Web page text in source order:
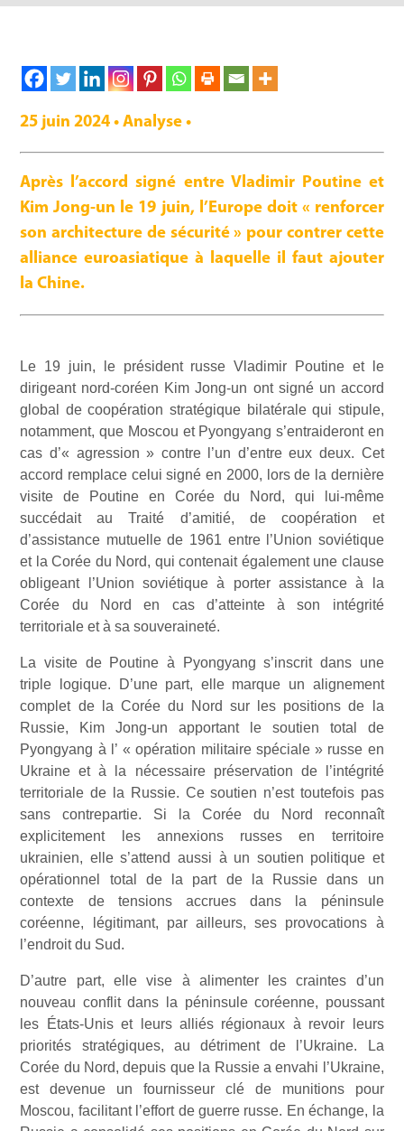
25 juin 2024 • Analyse •
Après l’accord signé entre Vladimir Poutine et
Kim Jong-un le 19 juin, l’Europe doit « renforcer
son architecture de sécurité » pour contrer cette
alliance euroasiatique à laquelle il faut ajouter
la Chine.
Le 19 juin, le président russe Vladimir Poutine et le
dirigeant nord-coréen Kim Jong-un ont signé un accord
global de coopération stratégique bilatérale qui stipule,
notamment, que Moscou et Pyongyang s’entraideront en
cas d’« agression » contre l’un d’entre eux deux. Cet
accord remplace celui signé en 2000, lors de la dernière
visite de Poutine en Corée du Nord, qui lui-même
succédait au Traité d’amitié, de coopération et
d’assistance mutuelle de 1961 entre l’Union soviétique
et la Corée du Nord, qui contenait également une clause
obligeant l’Union soviétique à porter assistance à la
Corée du Nord en cas d’atteinte à son intégrité
territoriale et à sa souveraineté.
La visite de Poutine à Pyongyang s’inscrit dans une
triple logique. D’une part, elle marque un alignement
complet de la Corée du Nord sur les positions de la
Russie, Kim Jong-un apportant le soutien total de
Pyongyang à l’ « opération militaire spéciale » russe en
Ukraine et à la nécessaire préservation de l’intégrité
territoriale de la Russie. Ce soutien n’est toutefois pas
sans contrepartie. Si la Corée du Nord reconnaît
explicitement les annexions russes en territoire
ukrainien, elle s’attend aussi à un soutien politique et
opérationnel total de la part de la Russie dans un
contexte de tensions accrues dans la péninsule
coréenne, légitimant, par ailleurs, ses provocations à
l’endroit du Sud.
D’autre part, elle vise à alimenter les craintes d’un
nouveau conflit dans la péninsule coréenne, poussant
les États-Unis et leurs alliés régionaux à revoir leurs
priorités stratégiques, au détriment de l’Ukraine. La
Corée du Nord, depuis que la Russie a envahi l’Ukraine,
est devenue un fournisseur clé de munitions pour
Moscou, facilitant l’effort de guerre russe. En échange, la